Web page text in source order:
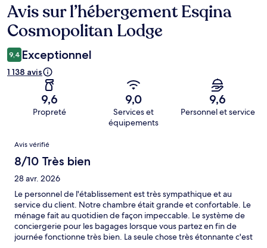
Avis
Avis sur l’hébergement Esqina
Cosmopolitan Lodge
9,4 Exceptionnel
1 138 avis
9,6
Propreté
9,0
Services et
équipements
9,6
Personnel et service
Avis
Avis vérifié
8/10 Très bien
28 avr. 2026
Le personnel de l'établissement est très sympathique et au
service du client. Notre chambre était grande et confortable. Le
ménage fait au quotidien de façon impeccable. Le système de
conciergerie pour les bagages lorsque vous partez en fin de
journée fonctionne très bien. La seule chose très étonnante c'est